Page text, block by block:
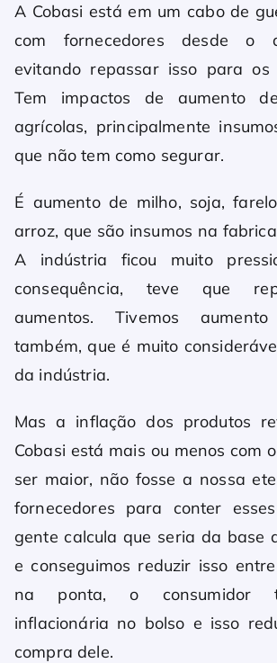
A Cobasi está em um cabo de
com fornecedores desde o
evitando repassar isso para os
Tem impactos de aumento
agrícolas, principalmente
que não tem como segurar.
É aumento de milho, soja,
arroz, que são insumos na
A indústria ficou muito
consequência, teve que
aumentos. Tivemos
também, que é muito
da indústria.
Mas a inflação dos produtos
Cobasi está mais ou menos com
ser maior, não fosse a nossa
fornecedores para conter
gente calcula que seria da base
e conseguimos reduzir isso
na ponta, o consumidor
inflacionária no bolso e isso
compra dele.